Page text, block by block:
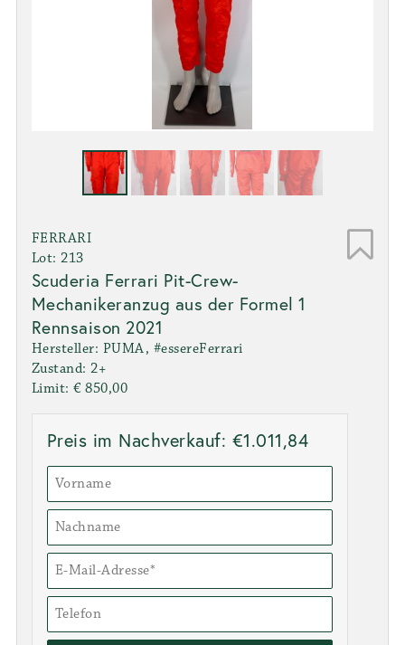
FERRARI
Lot: 213
Scuderia Ferrari Pit-Crew-
Mechanikeranzug aus der Formel 1
Rennsaison 2021
Hersteller: PUMA, #essereFerrari
Zustand: 2+
Limit: € 850,00
Preis im Nachverkauf: €1.011,84